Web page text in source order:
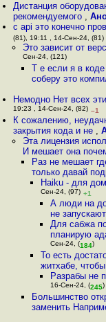
Дистанция
рекомендуемого ,
c api это конечно
(81), 19:11 , 14-Сен-24, (81)
Это зависит от
Сен-24, (121)
Т е если я в
соберу это
Немодно Нет всех
19:23 , 14-Сен-24, (82) –1
К сожалению,
закрытия кода и не ,
Эта лицензия
И мешает она
Раз не мешает
только давай
Haiku - для
Сен-24, (97) +1
А люди на
не
Для сабжа
планирую
Сен-24, (184)
То есть
житхабе,
Разрабы не
16-Сен-24, (245)
Большинство
заменить